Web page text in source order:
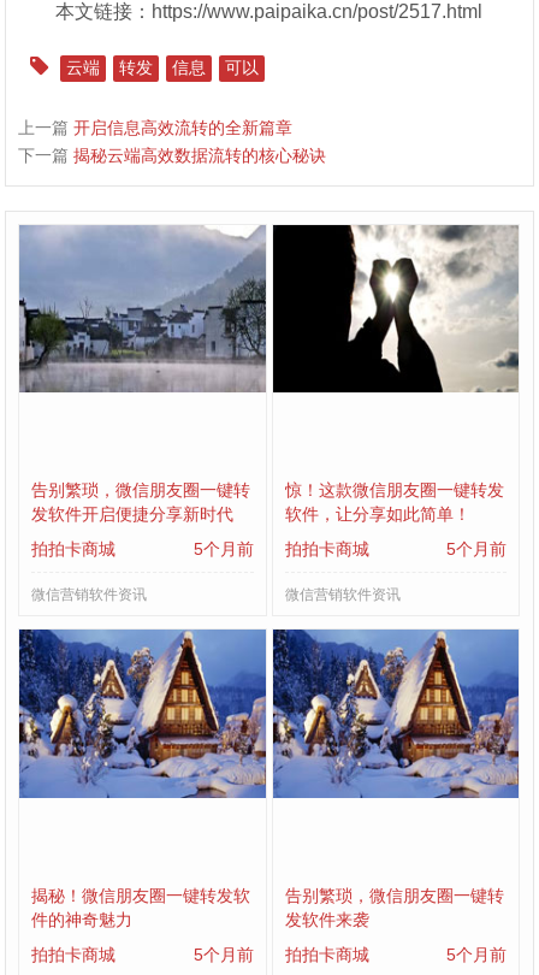
本文链接：https://www.paipaika.cn/post/2517.html
云端 转发 信息 可以
上一篇开启信息高效流转的全新篇章
下一篇揭秘云端高效数据流转的核心秘诀
告别繁琐，微信朋友圈一键转
发软件开启便捷分享新时代
拍拍卡商城
5个月前
微信营销软件资讯
惊！这款微信朋友圈一键转发
软件，让分享如此简单！
拍拍卡商城
5个月前
微信营销软件资讯
揭秘！微信朋友圈一键转发软
件的神奇魅力
拍拍卡商城
5个月前
告别繁琐，微信朋友圈一键转
发软件来袭
拍拍卡商城
5个月前